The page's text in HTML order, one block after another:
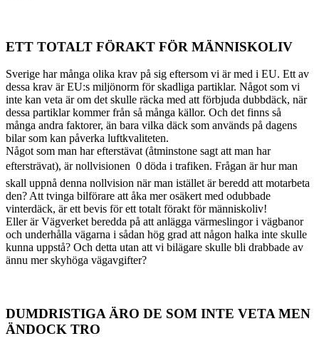
ETT TOTALT FÖRAKT FÖR MÄNNISKOLIV
Sverige har många olika krav på sig eftersom vi är med i EU. Ett av
dessa krav är EU:s miljönorm för skadliga partiklar. Något som vi
inte kan veta är om det skulle räcka med att förbjuda dubbdäck, när
dessa partiklar kommer från så många källor. Och det finns så
många andra faktorer, än bara vilka däck som används på dagens
bilar som kan påverka luftkvaliteten.
Något som man har efterstävat (åtminstone sagt att man har
eftersträvat), är nollvisionen  0 döda i trafiken. Frågan är hur man
skall uppnå denna nollvision när man istället är beredd att motarbeta
den? Att tvinga bilförare att åka mer osäkert med odubbade
vinterdäck, är ett bevis för ett totalt förakt för människoliv!
Eller är Vägverket beredda på att anlägga värmeslingor i vägbanor
och underhålla vägarna i sådan hög grad att någon halka inte skulle
kunna uppstå? Och detta utan att vi bilägare skulle bli drabbade av
ännu mer skyhöga vägavgifter?
DUMDRISTIGA ÄRO DE SOM INTE VETA MEN
ÄNDOCK TRO